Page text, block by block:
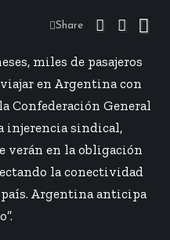
Share
miles de pasajeros
en Argentina con
Confederación General
injerencia sindical,
verán en la obligación
la conectividad
Argentina anticipa